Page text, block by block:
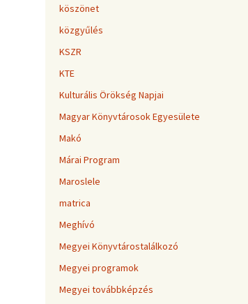
köszönet
közgyűlés
KSZR
KTE
Kulturális Örökség Napjai
Magyar Könyvtárosok Egyesülete
Makó
Márai Program
Maroslele
matrica
Meghívó
Megyei Könyvtárostalálkozó
Megyei programok
Megyei továbbképzés